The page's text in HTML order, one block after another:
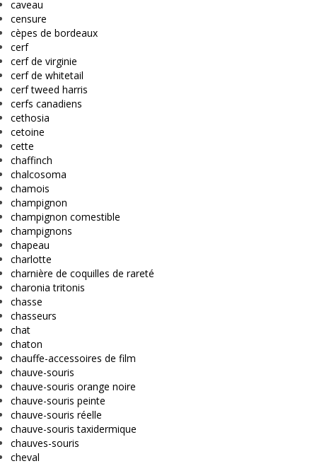
caveau
censure
cèpes de bordeaux
cerf
cerf de virginie
cerf de whitetail
cerf tweed harris
cerfs canadiens
cethosia
cetoine
cette
chaffinch
chalcosoma
chamois
champignon
champignon comestible
champignons
chapeau
charlotte
charnière de coquilles de rareté
charonia tritonis
chasse
chasseurs
chat
chaton
chauffe-accessoires de film
chauve-souris
chauve-souris orange noire
chauve-souris peinte
chauve-souris réelle
chauve-souris taxidermique
chauves-souris
cheval